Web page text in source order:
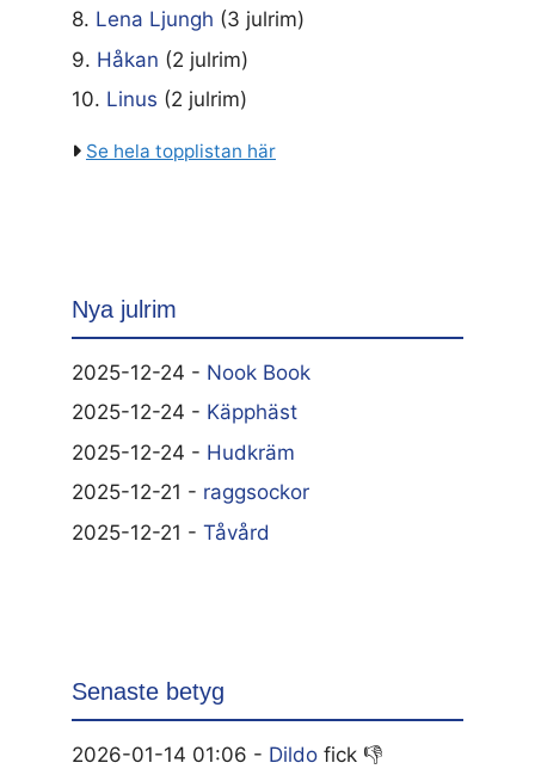
8. Lena Ljungh (3 julrim)
9. Håkan (2 julrim)
10. Linus (2 julrim)
Se hela topplistan här
Nya julrim
2025-12-24 - Nook Book
2025-12-24 - Käpphäst
2025-12-24 - Hudkräm
2025-12-21 - raggsockor
2025-12-21 - Tåvård
Senaste betyg
2026-01-14 01:06 - Dildo fick 👎